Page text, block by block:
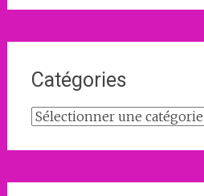
Catégories
Catégories